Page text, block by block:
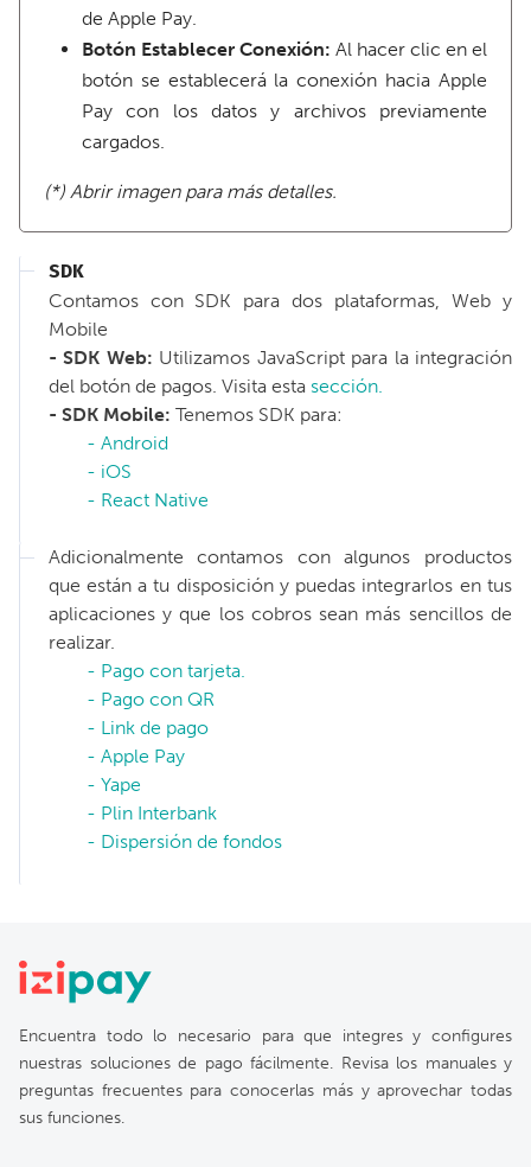
de Apple Pay.
Botón Establecer Conexión: Al hacer clic en el
botón se establecerá la conexión hacia Apple
Pay con los datos y archivos previamente
cargados.
(*) Abrir imagen para más detalles.
SDK
Contamos con SDK para dos plataformas, Web y
Mobile
- SDK Web: Utilizamos JavaScript para la integración
del botón de pagos. Visita esta sección.
- SDK Mobile: Tenemos SDK para:
- Android
- iOS
- React Native
Adicionalmente contamos con algunos productos
que están a tu disposición y puedas integrarlos en tus
aplicaciones y que los cobros sean más sencillos de
realizar.
- Pago con tarjeta.
- Pago con QR
- Link de pago
- Apple Pay
- Yape
- Plin Interbank
- Dispersión de fondos
Encuentra todo lo necesario para que integres y configures
nuestras soluciones de pago fácilmente. Revisa los manuales y
preguntas frecuentes para conocerlas más y aprovechar todas
sus funciones.